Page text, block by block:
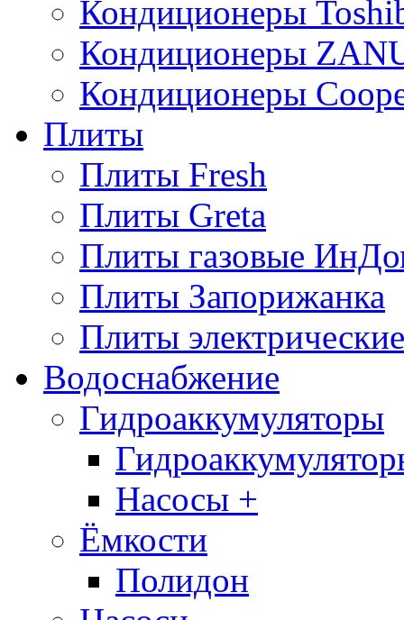
Кондиционеры
Кондиционеры
Кондиционеры
Плиты
Плиты Fresh
Плиты Greta
Плиты газовые
Плиты Запорижанка
Плиты
Водоснабжение
Гидроаккумуляторы
Насосы +
Ёмкости
Полидон